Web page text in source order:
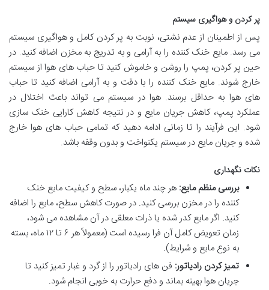
پر کردن و هواگیری سیستم
پس از اطمینان از عدم نشتی، نوبت به پر کردن کامل و هواگیری سیستم
می رسد. مایع خنک کننده را به آرامی و به تدریج به مخزن اضافه کنید. در
حین پر کردن، پمپ را روشن و خاموش کنید تا حباب های هوا از سیستم
خارج شوند. مایع خنک کننده را با دقت و به آرامی اضافه کنید تا حباب
های هوا به حداقل برسند. هوا در سیستم می تواند باعث اختلال در
عملکرد پمپ، کاهش جریان مایع و در نتیجه کاهش کارایی خنک سازی
شود. این فرآیند را تا زمانی ادامه دهید که تمامی حباب های هوا خارج
شده و جریان مایع در سیستم یکنواخت و بدون وقفه باشد.
نکات نگهداری
بررسی منظم مایع: هر چند ماه یکبار، سطح و کیفیت مایع خنک
کننده را در مخزن بررسی کنید. در صورت کاهش سطح، مایع را اضافه
کنید. اگر مایع کدر شده یا ذرات معلقی در آن مشاهده می شود،
زمان تعویض کامل آن فرا رسیده است (معمولاً هر ۶ تا ۱۲ ماه، بسته
به نوع مایع و شرایط).
تمیز کردن رادیاتور: فن های رادیاتور را از گرد و غبار تمیز کنید تا
جریان هوا بهینه بماند و دفع حرارت به خوبی انجام شود.